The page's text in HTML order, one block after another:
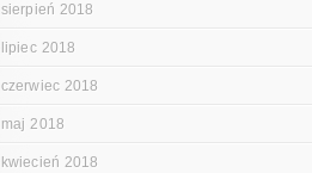
sierpień 2018
lipiec 2018
czerwiec 2018
maj 2018
kwiecień 2018